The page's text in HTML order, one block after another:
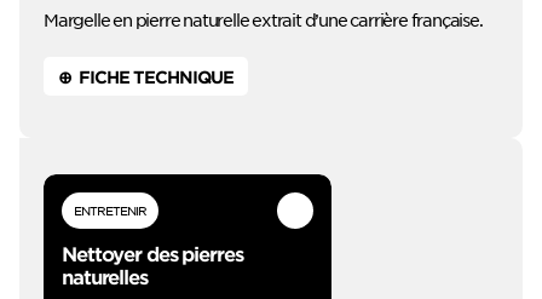
Margelle en pierre naturelle extrait d’une carrière française.
⊕ FICHE TECHNIQUE
ENTRETENIR
Nettoyer des pierres
naturelles